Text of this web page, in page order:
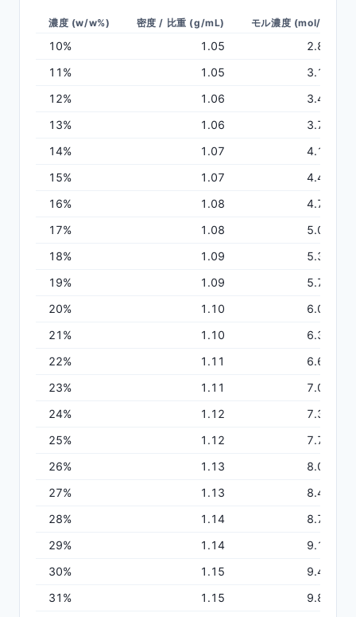
濃度 (w/w%) 密度 / 比重 (g/mL) モル濃度 (mol/L)
10% 1.05
2.87
11 % 1.05
3.18
12% 1.06
3.48
13% 1.06
3.79
14% 1.07
4.10
15% 1.07
4.41
16% 1.08
4.73
17% 1.08
5.05
18% 1.09
5.37
19% 1.09
5.70
20% 1.10
6.02
21 % 1.10
6.35
22% 1.11
6.69
23% 1.11
7.02
24% 1.12
7.36
25% 1.12
7.71
26% 1.13
8.05
27% 1.13
8.40
28% 1.14
8.75
29% 1.14
9.10
30% 1.15
9.46
31 % 1.15
9.81